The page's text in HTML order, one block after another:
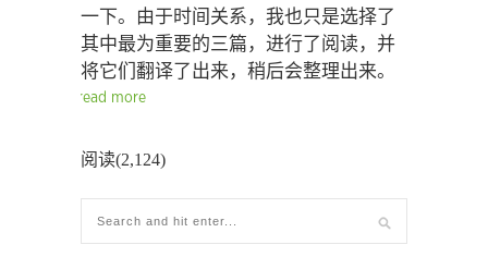
一下。由于时间关系，我也只是选择了
其中最为重要的三篇，进行了阅读，并
将它们翻译了出来，稍后会整理出来。
read more
阅读(2,124)